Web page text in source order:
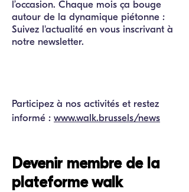
l’occasion. Chaque mois ça bouge
autour de la dynamique piétonne :
Suivez l'actualité en vous inscrivant à
notre newsletter.
Participez à nos activités et restez
informé : www.walk.brussels/news
Devenir membre de la
plateforme walk